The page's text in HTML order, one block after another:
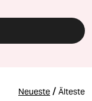
Neueste / Älteste